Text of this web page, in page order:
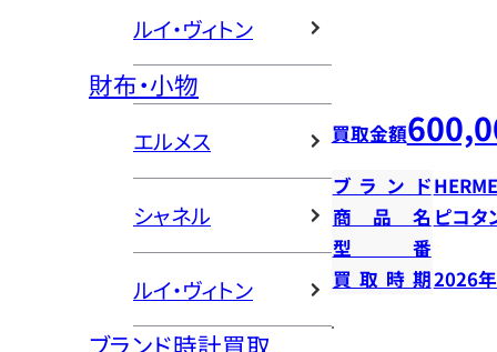
ルイ・ヴィトン
財布・小物
エルメス
シャネル
ルイ・ヴィトン
ブランド時計買取
買取金額
ブランド
商品名 ピコタ
型番
買取時期2026